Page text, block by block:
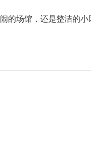
的场馆，还是整洁的